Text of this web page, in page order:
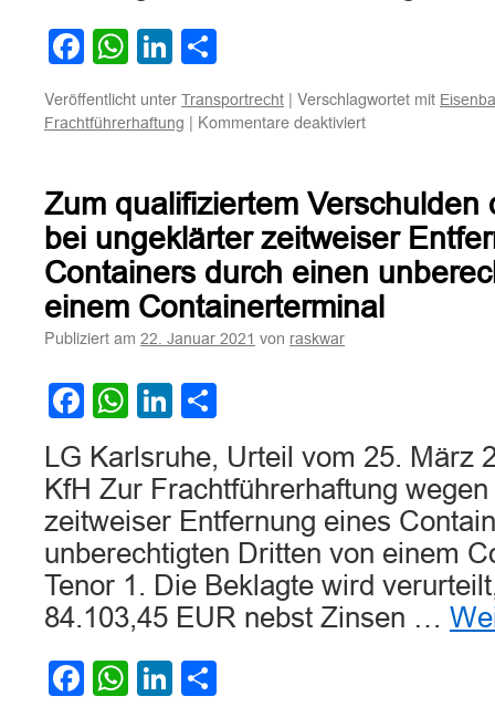
Facebook
WhatsApp
LinkedIn
Veröffentlicht unter Transportrecht | Verschlagwortet mit
Frachtführerhaftung | Kommentare deaktiviertfür
der
Entgleisung
von
Zum qualifiziertem Verschulden
bei ungeklärter zeitweiser
Containers durch einen
einem Containerterminal
Publiziert am 22. Januar 2021 von raskwar
Facebook
WhatsApp
LinkedIn
LG Karlsruhe, Urteil vom 25. März
KfH Zur Frachtführerhaftung
zeitweiser Entfernung eines
unberechtigten Dritten von einem
Tenor 1. Die Beklagte wird
84.103,45 EUR nebst Zinsen …
Facebook
WhatsApp
LinkedIn